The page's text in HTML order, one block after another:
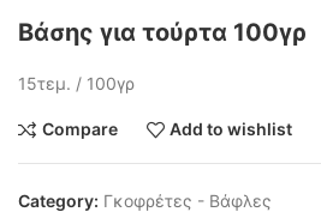
Βάσης για τούρτα 100γρ
15τεμ. / 100γρ
Compare Add to wishlist
Category: Γκοφρέτες - Βάφλες